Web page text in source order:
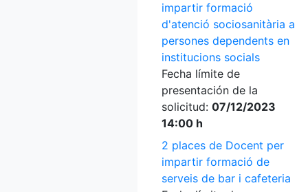
impartir formació
d'atenció sociosanitària a
persones dependents en
institucions socials
Fecha límite de
presentación de la
solicitud: 07/12/2023
14:00 h
2 places de Docent per
impartir formació de
serveis de bar i cafeteria